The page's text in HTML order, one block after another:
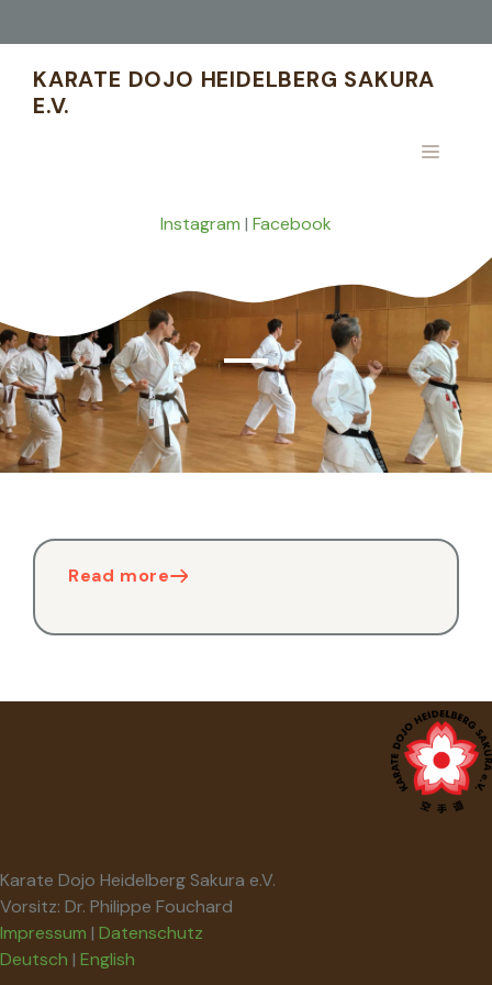
KARATE DOJO HEIDELBERG SAKURA
E.V.
MENÜ
Instagram | Facebook
Read more
Karate Dojo Heidelberg Sakura e.V.
Vorsitz: Dr. Philippe Fouchard
Impressum | Datenschutz
Deutsch | English